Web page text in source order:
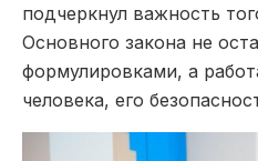
подчеркнул важность
Основного закона не
формулировками, а
человека, его